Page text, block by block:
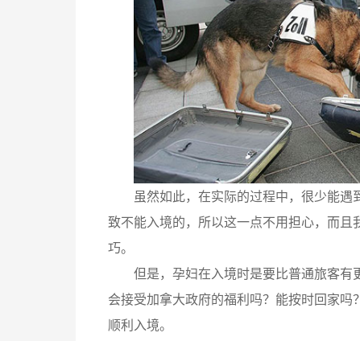
虽然如此，在实际的过程中，很少能
致不能入境的，所以这一点不用担心，而且
巧。
但是，孕妇在入境时是要比普通旅客有
会接受加拿大政府的福利吗？能按时回家
顺利入境。